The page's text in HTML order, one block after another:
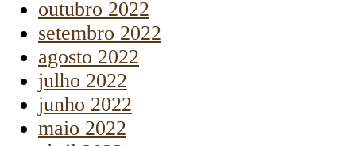
outubro 2022
setembro 2022
agosto 2022
julho 2022
junho 2022
maio 2022